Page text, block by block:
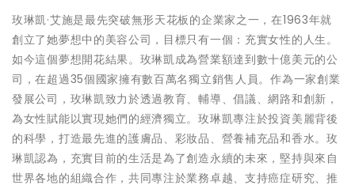
玫琳凱·艾施是最先突破無形天花板的企業家之一，在1963年就
創立了她夢想中的美容公司，目標只有一個：充實女性的人生。
如今這個夢想開花結果。玫琳凱成為營業額達到數十億美元的公
司，在超過35個國家擁有數百萬名獨立銷售人員。作為一家創業
發展公司，玫琳凱致力於透過教育、輔導、倡議、網路和創新，
為女性賦能以實現她們的經濟獨立。玫琳凱專注於投資美麗背後
的科學，打造最先進的護膚品、彩妝品、營養補充品和香水。玫
琳凱認為，充實目前的生活是為了創造永續的未來，堅持與來自
世界各地的組織合作，共同專注於業務卓越、支持癌症研究、推